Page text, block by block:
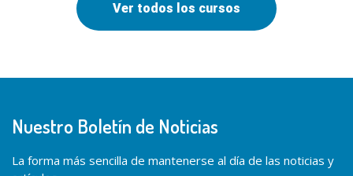
Ver todos los cursos
Nuestro Boletín de Noticias
La forma más sencilla de mantenerse al día de las noticias y